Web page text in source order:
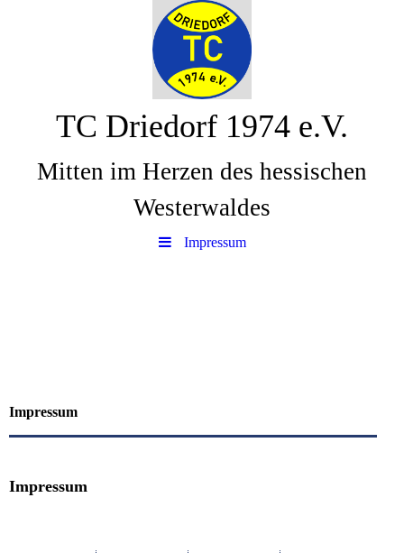
TC Driedorf 1974 e.V.
Mitten im Herzen des hessischen
Westerwaldes
Impressum
Impressum
Impressum